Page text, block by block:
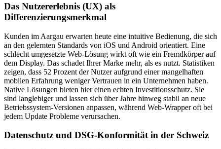
Das Nutzererlebnis (UX) als
Differenzierungsmerkmal
Kunden im Aargau erwarten heute eine intuitive Bedienung, die sich
an den gelernten Standards von iOS und Android orientiert. Eine
schlecht umgesetzte Web-Lösung wirkt oft wie ein Fremdkörper auf
dem Display. Das schadet Ihrer Marke mehr, als es nutzt. Statistiken
zeigen, dass 52 Prozent der Nutzer aufgrund einer mangelhaften
mobilen Erfahrung weniger Vertrauen in ein Unternehmen haben.
Native Lösungen bieten hier einen echten Investitionsschutz. Sie
sind langlebiger und lassen sich über Jahre hinweg stabil an neue
Betriebssystem-Versionen anpassen, während Web-Wrapper oft bei
jedem Update Probleme verursachen.
Datenschutz und DSG-Konformität in der Schweiz